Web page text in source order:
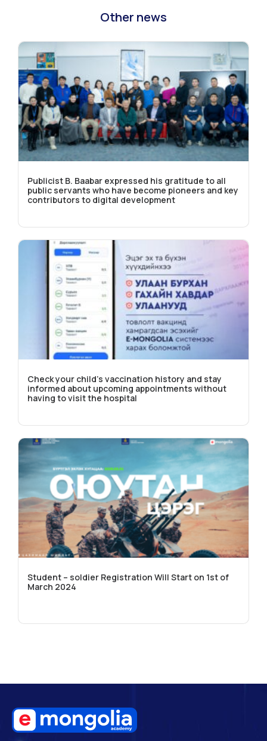
Other news
Publicist B. Baabar expressed his gratitude to all
public servants who have become pioneers and key
contributors to digital development
Check your child’s vaccination history and stay
informed about upcoming appointments without
having to visit the hospital
Student – soldier Registration Will Start on 1st of
March 2024